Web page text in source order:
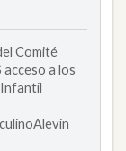
Comité
a los